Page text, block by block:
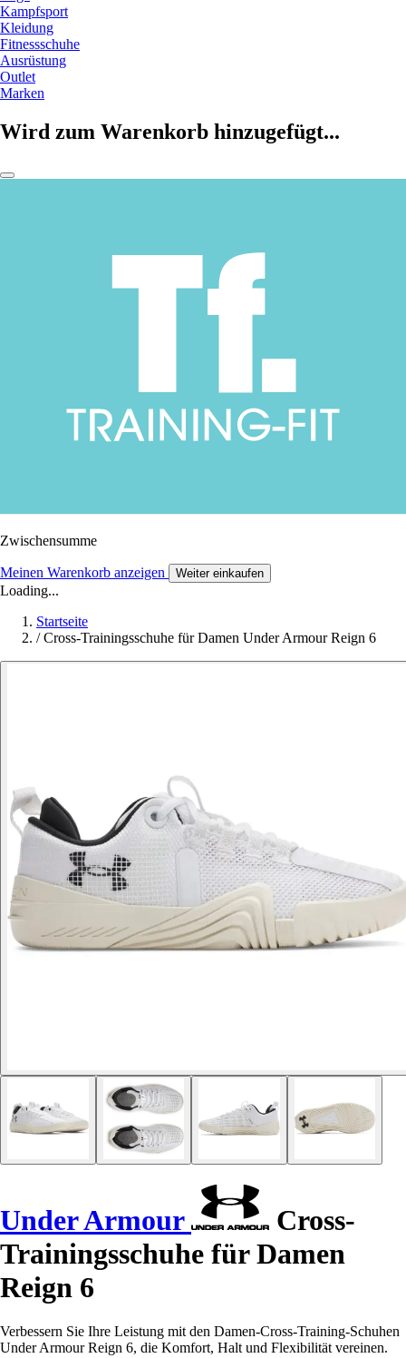
Kampfsport
Kleidung
Fitnessschuhe
Ausrüstung
Outlet
Marken
Wird zum Warenkorb hinzugefügt...
Zwischensumme
Meinen Warenkorb anzeigen Weiter einkaufen
Loading...
Startseite
/ Cross-Trainingsschuhe für Damen Under Armour Reign 6
Under Armour
Cross-
Trainingsschuhe für Damen
Reign 6
Verbessern Sie Ihre Leistung mit den Damen-Cross-Training-Schuhen
Under Armour Reign 6, die Komfort, Halt und Flexibilität vereinen.